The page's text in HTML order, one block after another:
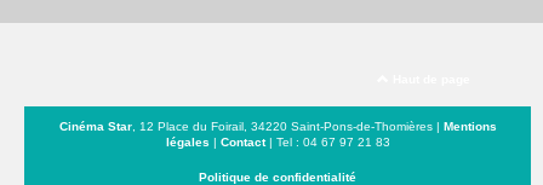
Cinéma Star, 12 Place du Foirail, 34220 Saint-Pons-de-Thomières | Mentions
légales | Contact| Tel : 04 67 97 21 83
Politique de confidentialité